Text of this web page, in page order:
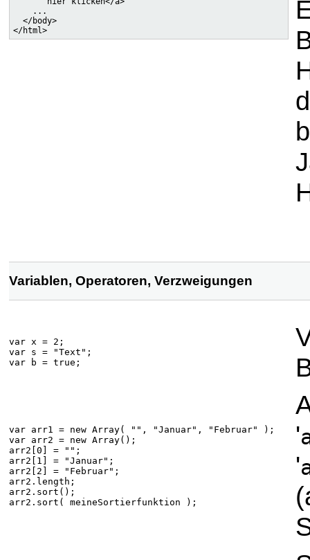
    ...
  </body>
Variablen, Operatoren, Verzweigungen
var x = 2;
var s = "Text";
var b = true;
var arr1 = new Array( "", "Januar", "Februar" );
var arr2 = new Array();
arr2[0] = "";
arr2[1] = "Januar";
arr2[2] = "Februar";
arr2.length;
arr2.sort();
arr2.sort( meineSortierfunktion );
'
'